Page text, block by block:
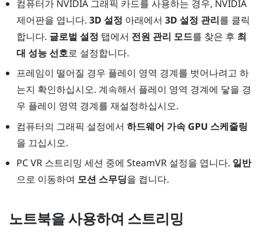
컴퓨터가 NVIDIA그래픽 카드를 사용하는 경우, NVIDIA
제어판을 엽니다. 3D 설정 아래에서 3D 설정 관리를 클릭
합니다. 글로벌 설정 탭에서 전원 관리 모드를 찾은 후 최
대 성능 선호로 설정합니다.
프레임이 떨어질 경우 플레이 영역 경계를 벗어나려고 하
는지 확인하십시오. 계속해서 플레이 영역 경계에 닿을 경
우 플레이 영역 경계를 재설정하십시오.
컴퓨터의 그래픽 설정에서 하드웨어 가속 GPU 스케줄링
을 끄십시오.
PC VR 스트리밍 세션 중에 SteamVR 설정을 엽니다. 일반
으로 이동하여 모션 스무딩을 켭니다.
노트북을 사용하여 스트리밍